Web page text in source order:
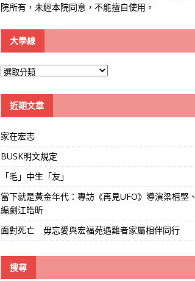
院所有，未經本院同意，不能擅自使用。
大學線
大
線
近期文章
家在宏志
BUSK明文規定
「毛」中生「友」
當下就是黃金年代：專訪《再見UFO》導演梁栢堅、
編劇江皓昕
面對死亡 毋忘愛與宏福苑遇難者家屬相伴同行
搜尋